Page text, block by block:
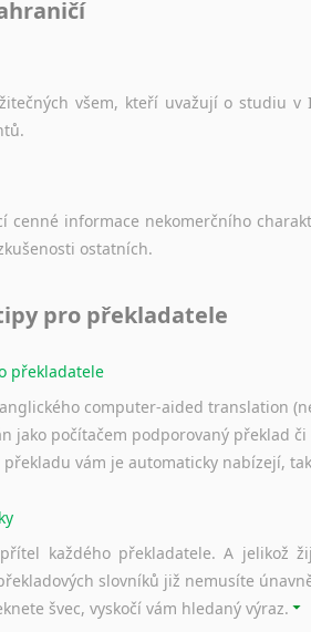
všem, kteří uvažují o studiu v
cenné informace nekomerčního
ostatních.
pro překladatele
překladatele
anglického computer-aided translation
jako počítačem podporovaný překlad
vám je automaticky nabízejí,
každého překladatele. A jelikož
slovníků již nemusíte
švec, vyskočí vám hledaný výraz.